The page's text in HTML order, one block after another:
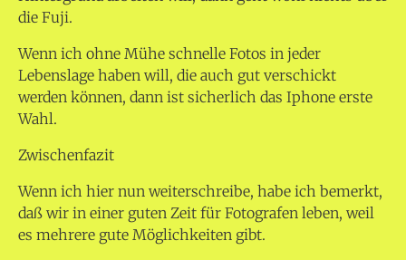
die Fuji.
Wenn ich ohne Mühe schnelle Fotos in jeder
Lebenslage haben will, die auch gut verschickt
werden können, dann ist sicherlich das Iphone erste
Wahl.
Zwischenfazit
Wenn ich hier nun weiterschreibe, habe ich bemerkt,
daß wir in einer guten Zeit für Fotografen leben, weil
es mehrere gute Möglichkeiten gibt.